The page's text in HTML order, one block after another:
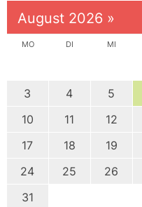
August 2026 »
MO DI MI
3
4 5
10
11 12
17
18 19
24
25 26
31